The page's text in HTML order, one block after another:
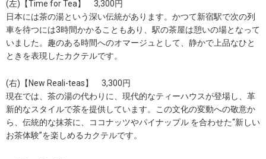
(左)【Time for Tea】 3,300円
日本には茶の湯という深い伝統があります。かつて新宿駅で次の列
車を待つには3時間かかることもあり、駅の茶屋は憩いの場となって
いました。趣のある時間へのオマージュとして、静かで上品なひと
ときを表現したカクテルです。
(右)【New Reali-teas】 3,300円
現在では、茶の湯の代わりに、現代的なティーハウスが登場し、革
新的なスタイルで茶を提供しています。この文化の変動への敬意か
ら、伝統的な抹茶に、ココナッツやパイナップル を合わせた“新しい
お茶体験”を楽しめるカクテルです。